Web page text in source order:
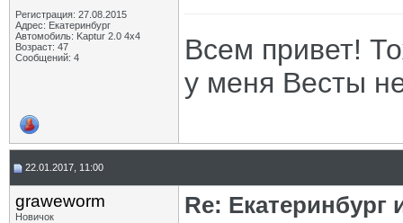
Регистрация: 27.08.2015
Адрес: Екатеринбург
Автомобиль: Kaptur 2.0 4х4
Возраст: 47
Сообщений: 4
Всем привет!
у меня Весты
22.01.2017, 11:00
graweworm
Новичок
Re: Екатеринбург